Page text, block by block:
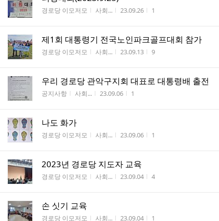
게시판명
경로당 이모저모 작성자
사회... 작성시간
23.09.26 조회수
1
제1회 대통령기 전국노인파크골프대회 참가
게시판명
경로당 이모저모 작성자
사회... 작성시간
23.09.13 조회수
9
우리 경로당 관악구지회 대표로 대통령배 출전
게시판명
공지사항 작성자
사회... 작성시간
23.09.06 조회수
1
나도 화가
게시판명
경로당 이모저모 작성자
사회... 작성시간
23.09.06 조회수
1
2023년 경로당 지도자 교육
게시판명
경로당 이모저모 작성자
사회... 작성시간
23.09.04 조회수
4
손 싯기 교육
게시판명
경로당 이모저모 작성자
사회... 작성시간
23.09.04 조회수
1